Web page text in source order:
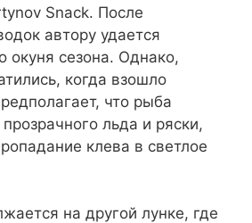
Snack. После
автору удается
окуня сезона. Однако,
когда взошло
что рыба
льда и ряски,
клева в светлое
на другой лунке, где